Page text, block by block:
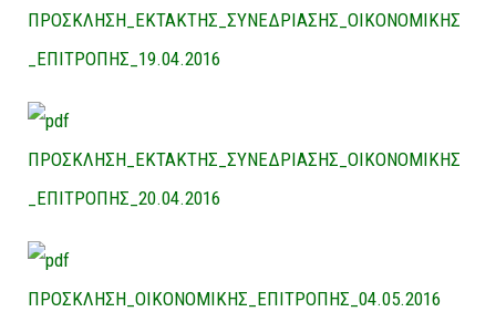
ΠΡΟΣΚΛΗΣΗ_ΕΚΤΑΚΤΗΣ_ΣΥΝΕΔΡΙΑΣΗΣ_ΟΙΚΟΝΟΜΙΚΗΣ
_ΕΠΙΤΡΟΠΗΣ_19.04.2016
ΠΡΟΣΚΛΗΣΗ_ΕΚΤΑΚΤΗΣ_ΣΥΝΕΔΡΙΑΣΗΣ_ΟΙΚΟΝΟΜΙΚΗΣ
_ΕΠΙΤΡΟΠΗΣ_20.04.2016
ΠΡΟΣΚΛΗΣΗ_ΟΙΚΟΝΟΜΙΚΗΣ_ΕΠΙΤΡΟΠΗΣ_04.05.2016